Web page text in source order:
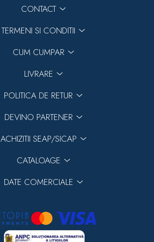
CONTACT
TERMENI SI CONDITII
CUM CUMPAR
LIVRARE
POLITICA DE RETUR
DEVINO PARTENER
ACHIZITII SEAP/SICAP
CATALOAGE
DATE COMERCIALE